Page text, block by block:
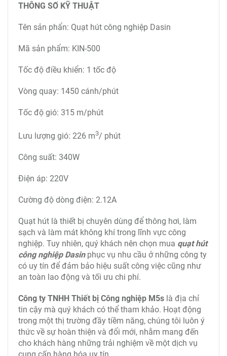
THÔNG SỐ KỸ THUẬT
Tên sản phẩn: Quạt hút công nghiệp Dasin
Mã sản phẩm: KIN-500
Tốc độ điều khiển: 1 tốc độ
Vòng quay: 1450 cánh/phút
Tốc độ gió: 315 m/phút
Lưu lượng gió: 226 m3/ phút
Công suất: 340W
Điện áp: 220V
Cường độ dòng điện: 2.12A
Quạt hút là thiết bị chuyên dùng để thông hơi, làm
sạch và làm mát không khí trong lĩnh vực công
nghiệp. Tuy nhiên, quý khách nên chọn mua quạt hút
công nghiệp Dasinphục vụ nhu cầu ở những công ty
có uy tín để đảm bảo hiệu suất công việc cũng như
an toàn lao động và tối ưu chi phí.
Công ty TNHH Thiết bị Công nghiệp M5s là địa chỉ
tin cậy mà quý khách có thể tham khảo. Hoạt động
trong một thị trường đầy tiềm năng, chúng tôi luôn ý
thức về sự hoàn thiện và đổi mới, nhằm mang đến
cho khách hàng những trải nghiệm về một dịch vụ